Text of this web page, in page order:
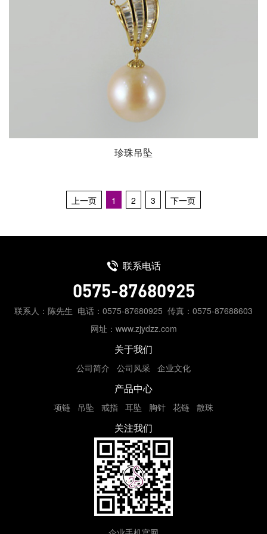
珍珠吊坠
上一页 1 2 3 下一页
联系电话
0575-87680925
联系人：陈先生 电话：0575-87680925 传真：0575-87688603
网址：www.zjydzz.com
关于我们
公司简介 公司风采 企业文化
产品中心
项链 吊坠 戒指 耳坠 胸针 花链 散珠
关注我们